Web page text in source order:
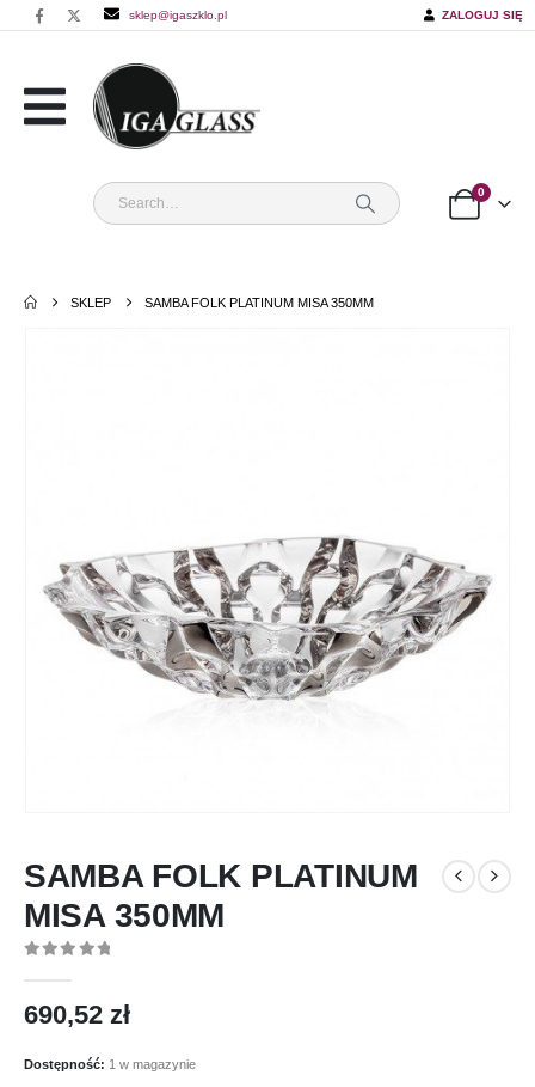
sklep@igaszklo.pl ZALOGUJ SIĘ
0
SKLEP SAMBA FOLK PLATINUM MISA 350MM
SAMBA FOLK PLATINUM
MISA 350MM
690,52 zł
Dostępność: 1 w magazynie